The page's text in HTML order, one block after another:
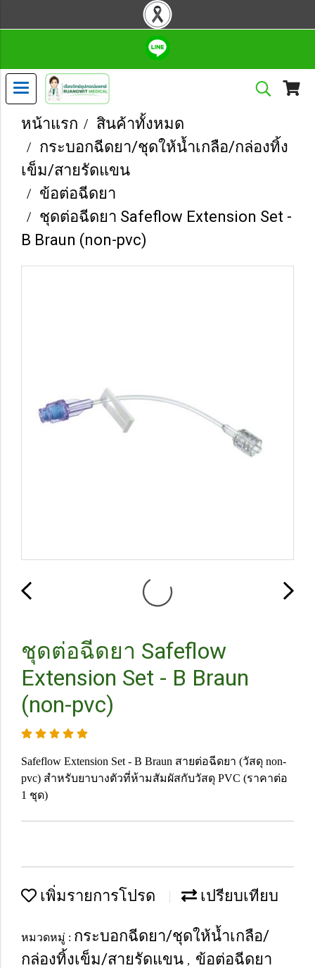
หน้าแรก
สินค้าทั้งหมด
กระบอกฉีดยา/ชุดให้น้ำเกลือ/กล่องทิ้ง
เข็ม/สายรัดแขน
ข้อต่อฉีดยา
ชุดต่อฉีดยา Safeflow Extension Set -
B Braun (non-pvc)
ชุดต่อฉีดยา Safeflow
Extension Set - B Braun
(non-pvc)
Safeflow Extension Set - B Braun สายต่อฉีดยา (วัสดุ non-
pvc) สำหรับยาบางตัวที่ห้ามสัมผัสกับวัสดุ PVC (ราคาต่อ
1 ชุด)
เพิ่มรายการโปรด เปรียบเทียบ
หมวดหมู่ : กระบอกฉีดยา/ชุดให้น้ำเกลือ/
กล่องทิ้งเข็ม/สายรัดแขน , ข้อต่อฉีดยา